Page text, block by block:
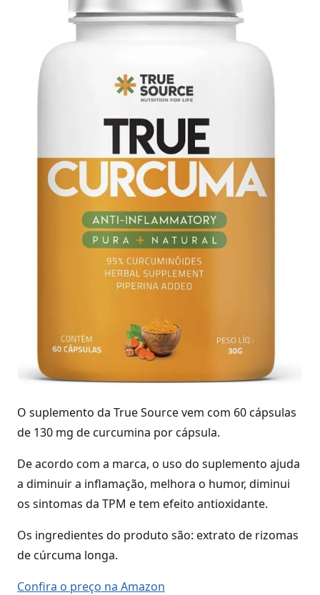
O suplemento da True Source vem com 60 cápsulas
de 130 mg de curcumina por cápsula.
De acordo com a marca, o uso do suplemento ajuda
a diminuir a inflamação, melhora o humor, diminui
os sintomas da TPM e tem efeito antioxidante.
Os ingredientes do produto são: extrato de rizomas
de cúrcuma longa.
Confira o preço na Amazon